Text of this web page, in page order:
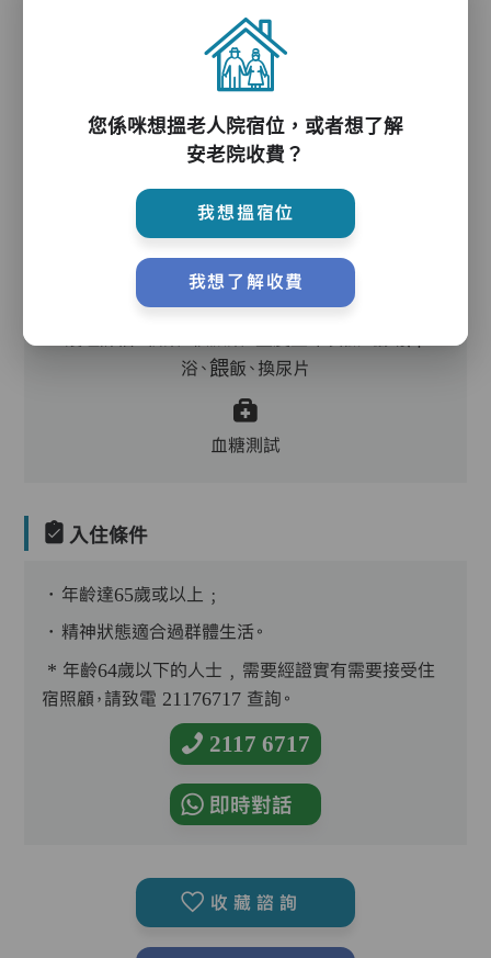
院車
護理服務
主管,助理員,護理員,保健員,護士,物理治療師,職
業治療師,註冊社工,到診醫生
浴、餵飯、換尿片
血糖測試
入住條件
．年齡達65歲或以上﹔
．精神狀態適合過群體生活。
* 年齡64歲以下的人士﹐需要經證實有需要接受住
宿照顧，請致電 21176717 查詢。
2117 6717
即時對話
收藏諮詢
您係咪想搵老人院宿位，或者想了解
安老院收費？
我想搵宿位
我想了解收費